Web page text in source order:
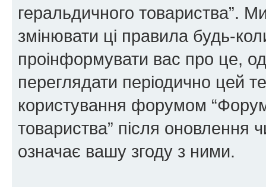
геральдичного товариства”.
змінювати ці правила будь-
проінформувати вас про це,
переглядати періодично цей
користування форумом
товариства” після оновлення
означає вашу згоду з ними.